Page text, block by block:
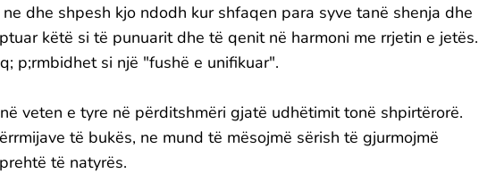
dhe shpesh kjo ndodh kur shfaqen para syve tanë shenja dhe
këtë si të punuarit dhe të qenit në harmoni me rrjetin e jetës.
p;rmbidhet si një "fushë e unifikuar".
veten e tyre në përditshmëri gjatë udhëtimit tonë shpirtërorë.
të bukës, ne mund të mësojmë sërish të gjurmojmë
të natyrës.